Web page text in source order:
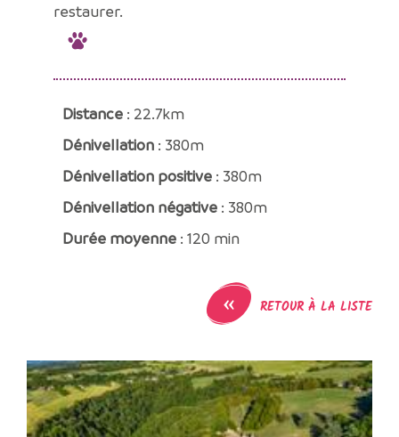
restaurer.
Distance : 22.7km
Dénivellation : 380m
Dénivellation positive : 380m
Dénivellation négative : 380m
Durée moyenne : 120 min
« RETOUR À LA LISTE